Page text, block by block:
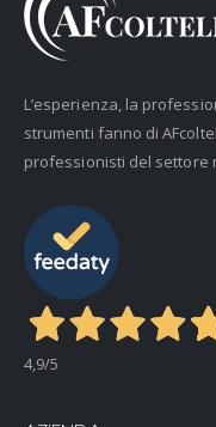
L’esperienza, la
strumenti fanno di
professionisti del settore
4,9/5